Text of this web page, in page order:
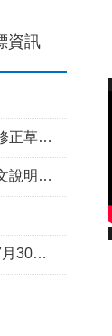
資訊
明資料
資料
日生效。